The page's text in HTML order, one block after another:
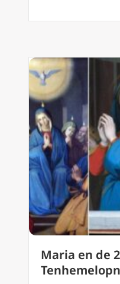
Maria en de